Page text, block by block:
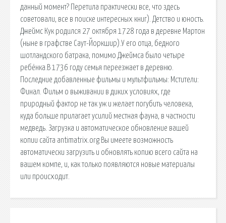
данный момент? Перетила практически все, что здесь
советовали, все в поиске интересных книг). Детство и юность.
Джеймс Кук родился 27 октября 1728 года в деревне Мартон
(ныне в графстве Саут-Йоркшир).У его отца, бедного
шотландского батрака, помимо Джеймса было четыре
ребёнка.В 1736 году семья переезжает в деревню.
Последние добавленные фильмы и мультфильмы: Мстители:
Финал. Фильм о выживании в диких условиях, где
природный фактор не так уж и желает погубить человека,
куда больше прилагает усилий местная фауна, в частности
медведь. Загрузка и автоматическое обновление вашей
копии сайта antimatrix.org Вы имеете возможность
автоматически загрузить и обновлять копию всего сайта на
вашем компе, и, как только появляются новые материалы
или происходит.